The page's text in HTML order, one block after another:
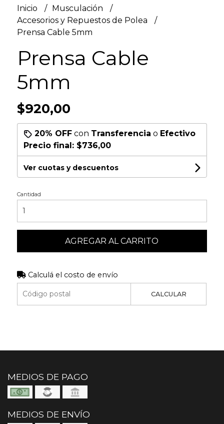
Inicio
Musculación
Accesorios y Repuestos de Polea
Prensa Cable 5mm
Prensa Cable
5mm
$920,00
20% OFFcon Transferencia o Efectivo
Precio final: $736,00
Ver cuotas y descuentos
Cantidad
AGREGAR AL CARRITO
Calculá el costo de envío
CALCULAR
MEDIOS DE PAGO
MEDIOS DE ENVÍO